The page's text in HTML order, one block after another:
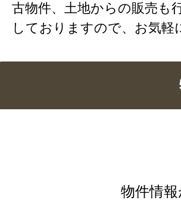
古物件、土地からの販売も
しておりますので、お気軽
物件情